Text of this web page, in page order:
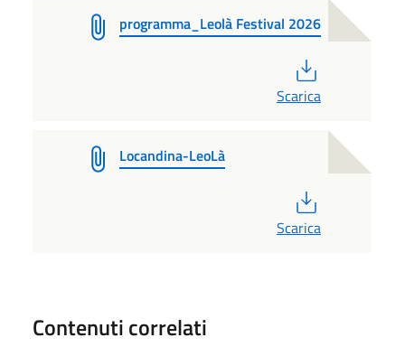
programma_Leolà Festival 2026
Scarica
Locandina-LeoLà
Scarica
Contenuti correlati